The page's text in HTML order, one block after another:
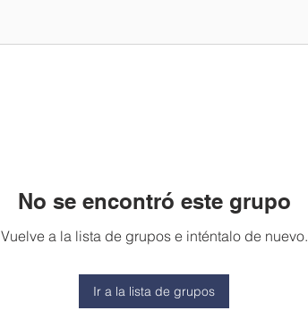
No se encontró este grupo
Vuelve a la lista de grupos e inténtalo de nuevo.
Ir a la lista de grupos